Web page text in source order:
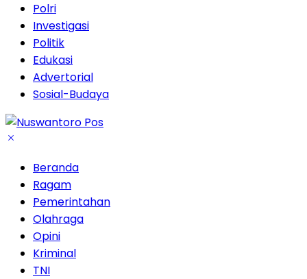
Polri
Investigasi
Politik
Edukasi
Advertorial
Sosial-Budaya
Beranda
Ragam
Pemerintahan
Olahraga
Opini
Kriminal
TNI